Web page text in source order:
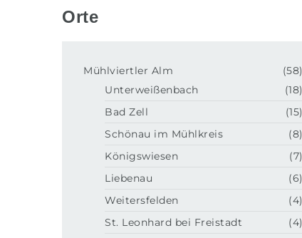
Orte
Mühlviertler Alm
(58)
Unterweißenbach
(18)
Bad Zell
(15)
Schönau im Mühlkreis
(8)
Königswiesen
(7)
Liebenau
(6)
Weitersfelden
(4)
St. Leonhard bei Freistadt
(4)